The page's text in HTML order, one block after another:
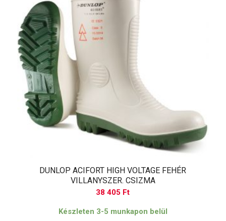
DUNLOP ACIFORT HIGH VOLTAGE FEHÉR
VILLANYSZER. CSIZMA
38 405 Ft
Készleten 3-5 munkapon belül